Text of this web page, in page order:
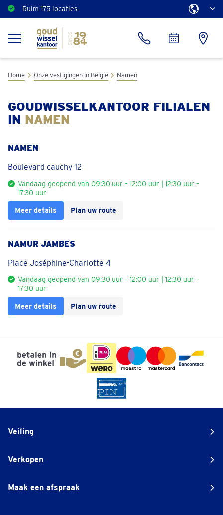
Ruim 175 locaties
Home Onze vestigingen in België Namen
GOUDWISSELKANTOOR FILIALEN
IN NAMEN
NAMEN
Boulevard cauchy 12
Vandaag geopend van 09:30 uur – 12:00 uur | 12:30 uur –
17:30 uur
Meer details Plan uw route
NAMUR JAMBES
Place Joséphine-Charlotte 4
Vandaag geopend van 09:30 uur – 12:00 uur | 12:30 uur –
17:30 uur
Meer details Plan uw route
Veiling
Verkopen
Maak een afspraak